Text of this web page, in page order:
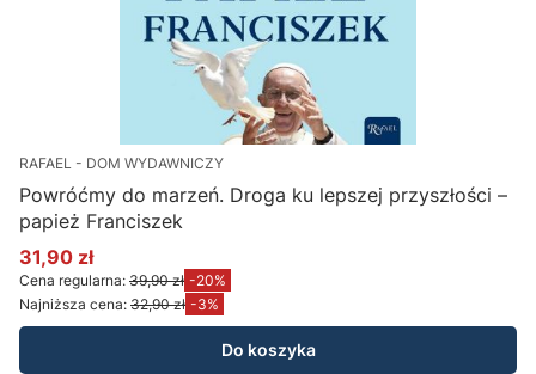
RAFAEL - DOM WYDAWNICZY
Powróćmy do marzeń. Droga ku lepszej przyszłości –
papież Franciszek
Cena promocyjna
31,90 zł
Cena regularna: 39,90 zł -20%
Najniższa cena: 32,90 zł -3%
Do koszyka